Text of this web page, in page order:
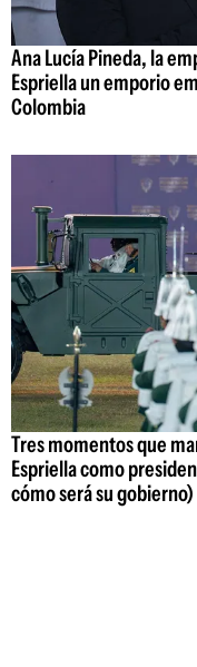
Ana Lucía Pineda, la
Espriella un emporio
Colombia
Tres momentos que
Espriella como
cómo será su gobierno)